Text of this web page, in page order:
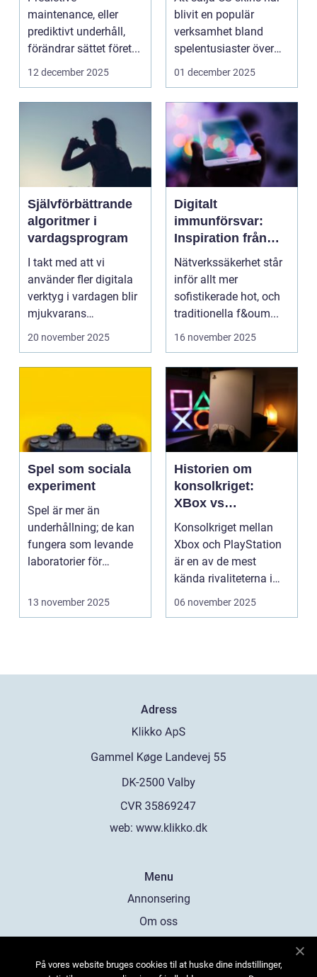
hjälp av sensorer
maintenance, eller
prediktivt underhåll,
förändrar sättet föret...
12 december 2025
blivit en populär
verksamhet bland
spelentusiaster över
hela v...
01 december 2025
Självförbättrande
algoritmer i
vardagsprogram
I takt med att vi
använder fler digitala
verktyg i vardagen blir
mjukvarans
anpassningsför...
20 november 2025
Digitalt
immunförsvar:
Inspiration från
biologiska system
för att stärka
nätverkssäkerhet
Nätverkssäkerhet står
inför allt mer
sofistikerade hot, och
traditionella f&oum...
16 november 2025
Spel som sociala
experiment
Spel är mer än
underhållning; de kan
fungera som levande
laboratorier för
13 november 2025
Historien om
konsolkriget:
XBox vs
PlayStation
Konsolkriget mellan
Xbox och PlayStation
är en av de mest
kända rivaliteterna i
spelvä...
06 november 2025
Adress
web: www.klikko.dk
Menu
Annonsering
Om oss
Kontakta oss
På vores website bruges cookies til at huske dine indstillinger,